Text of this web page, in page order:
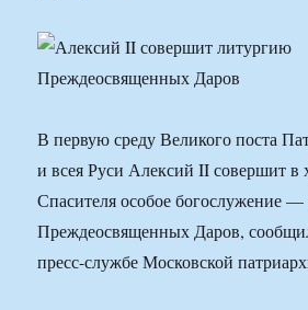
В первую среду Великого поста
и всея Руси Алексий II совершит в
Спасителя особое богослужение
Преждеосвященных Даров,
пресс-службе Московской